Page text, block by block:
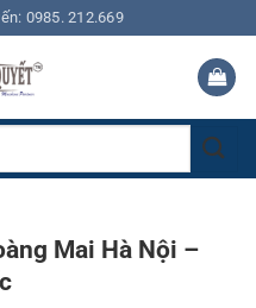
0985. 212.669
Mai Hà Nội –